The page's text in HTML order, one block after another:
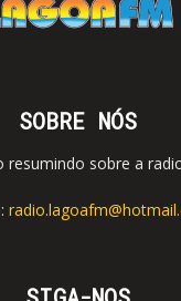
SOBRE NÓS
resumindo sobre a